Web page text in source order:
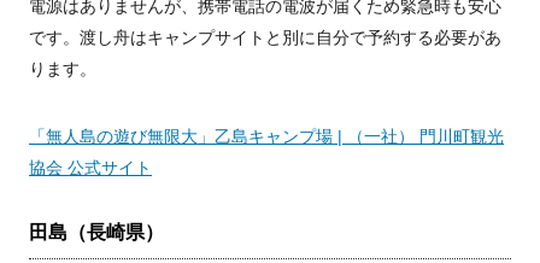
電源はありませんが、携帯電話の電波が届くため緊急時も安心
です。渡し舟はキャンプサイトと別に自分で予約する必要があ
ります。
「無人島の遊び無限大」乙島キャンプ場 | （一社） 門川町観光
協会 公式サイト
田島（長崎県）